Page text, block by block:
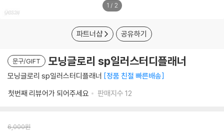
1 / 2
파트너샵 공유하기
문구/GIFT 모닝글로리 sp일러스터디플래너
모닝글로리 sp일러스터디플래너
정품 친절 빠른배송
첫번째 리뷰어가 되어주세요
판매지수 12
6,000원